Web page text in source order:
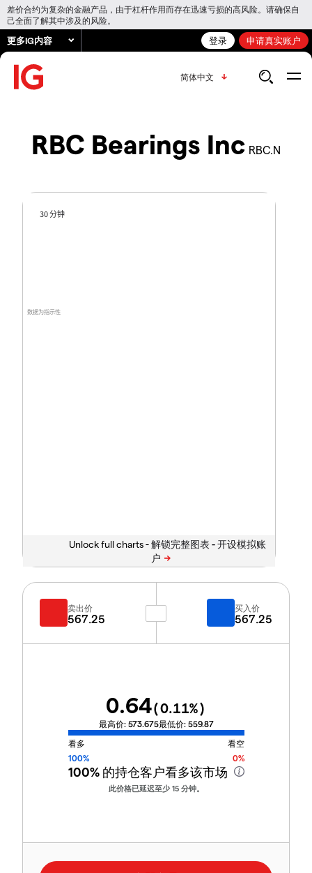
差价合约为复杂的金融产品，由于杠杆作用而存在迅速亏损的高风险。请确保自
己全面了解其中涉及的风险。
更多IG内容 登录 申请真实账户
简体中文
RBC Bearings Inc RBC.N
数据为指示性
30 分钟
Unlock full charts -
卖出价
567.25
买入价
567.25
0.64(0.11%)
最高价: 573.675最低价: 559.87
看多
看空
100%
0%
100%的持仓客户看多该市场
此价格已延迟至少 15 分钟。